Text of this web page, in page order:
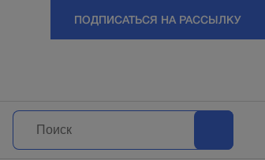
ПОДПИСАТЬСЯ НА РАССЫЛКУ